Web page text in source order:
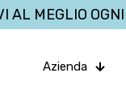
AL MEGLIO
Azienda